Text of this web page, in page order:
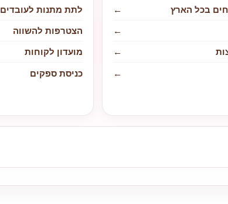
בכל הארץ
←
←
←
←
לתת מתנות לעובדים
הצטרפות להשווה
מועדון לקוחות
כניסת ספקים